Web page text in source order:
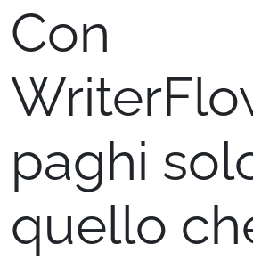
Con
paghi
quello